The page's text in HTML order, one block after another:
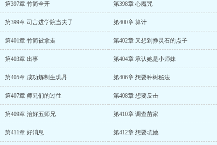
第397章 竹简全开 第398章 心魔咒
第399章 司言进学院当夫子 第400章 算计
第401章 竹简被拿走 第402章 又想到挣灵石的点子
第403章 出事 第404章 承认她是小师妹
第405章 成功炼制生玑丹 第406章 想要种树秘法
第407章 师兄们的过往 第408章 想要反击
第409章 治好五师兄 第410章 调查苗家
第411章 好消息 第412章 想要坑她